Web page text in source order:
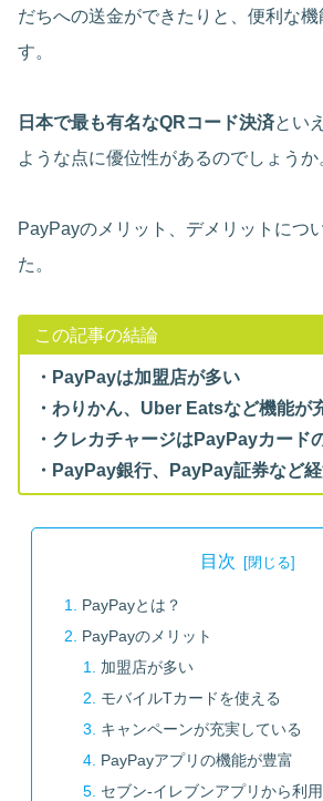
だちへの送金ができたりと、便利な機
す。
日本で最も有名なQRコード決済とい
ような点に優位性があるのでしょうか
PayPayのメリット、デメリットにつ
た。
この記事の結論
・PayPayは加盟店が多い
・わりかん、Uber Eatsなど機能が
・クレカチャージはPayPayカード
・PayPay銀行、PayPay証券など
目次
PayPayとは？
PayPayのメリット
加盟店が多い
モバイルTカードを使える
キャンペーンが充実している
PayPayアプリの機能が豊富
セブン-イレブンアプリから利